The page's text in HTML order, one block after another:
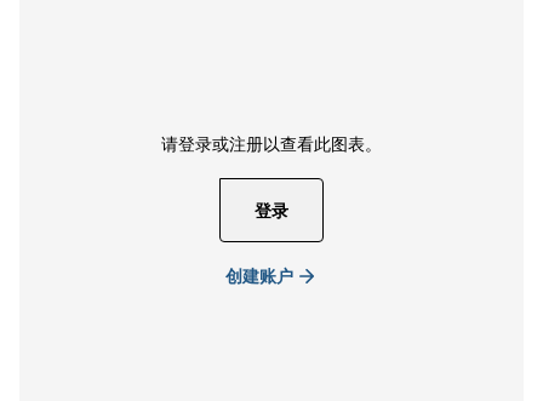
请登录或注册以查看此图表。
登录
创建账户